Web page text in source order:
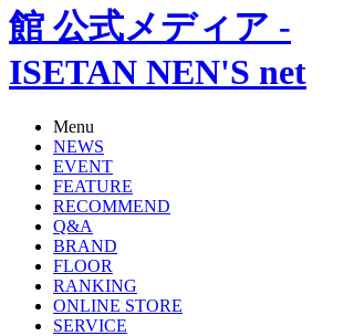
館 公式メディア -
ISETAN NEN'S net
Menu
NEWS
EVENT
FEATURE
RECOMMEND
Q&A
BRAND
FLOOR
RANKING
ONLINE STORE
SERVICE